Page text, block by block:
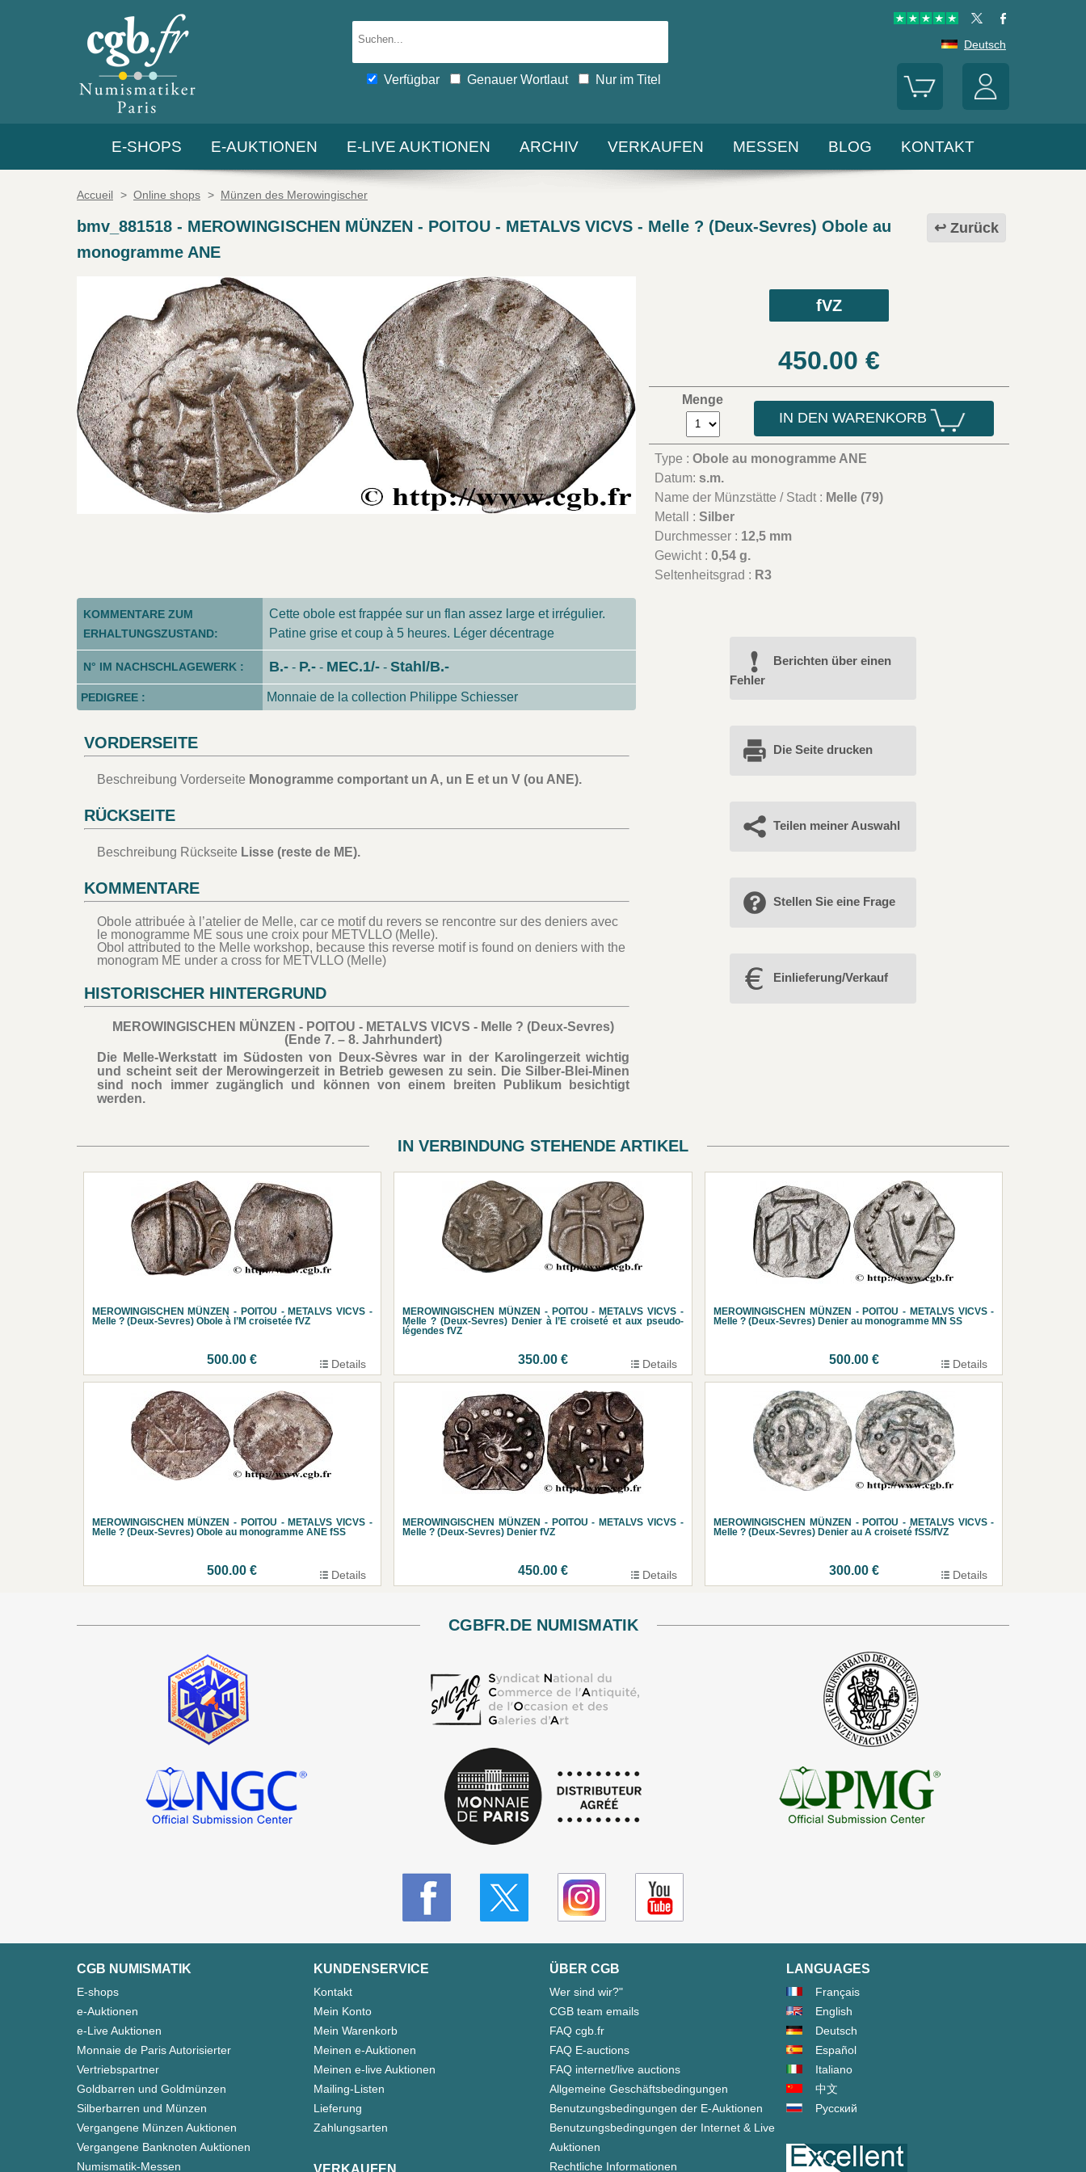
Verfügbar Genauer Wortlaut Nur im Titel
Deutsch
E-SHOPS E-AUKTIONEN E-LIVE AUKTIONEN ARCHIV VERKAUFEN MESSEN BLOG KONTAKT
Accueil > Online shops > Münzen des Merowingischer
Zurück
bmv_881518 - MEROWINGISCHEN MÜNZEN - POITOU - METALVS VICVS - Melle ? (Deux-Sevres) Obole au
monogramme ANE
fVZ
450.00 €
Menge
IN DEN WARENKORB
Type :Obole au monogramme ANE
Datum:s.m.
Name der Münzstätte / Stadt : Melle (79)
Metall :Silber
Durchmesser : 12,5 mm
Gewicht :0,54 g.
Seltenheitsgrad : R3
KOMMENTARE ZUM
ERHALTUNGSZUSTAND:
Cette obole est frappée sur un flan assez large et irrégulier.
Patine grise et coup à 5 heures. Léger décentrage
N° IM NACHSCHLAGEWERK : B.- - P.- - MEC.1/- - Stahl/B.-
PEDIGREE : Monnaie de la collection Philippe Schiesser
VORDERSEITE
Beschreibung Vorderseite Monogramme comportant un A, un E et un V (ou ANE).
RÜCKSEITE
Beschreibung Rückseite Lisse (reste de ME).
KOMMENTARE
Obole attribuée à l’atelier de Melle, car ce motif du revers se rencontre sur des deniers avec
le monogramme ME sous une croix pour METVLLO (Melle).
Obol attributed to the Melle workshop, because this reverse motif is found on deniers with the
monogram ME under a cross for METVLLO (Melle)
HISTORISCHER HINTERGRUND
MEROWINGISCHEN MÜNZEN - POITOU - METALVS VICVS - Melle ? (Deux-Sevres)
(Ende 7. – 8. Jahrhundert)
Die Melle-Werkstatt im Südosten von Deux-Sèvres war in der Karolingerzeit wichtig
und scheint seit der Merowingerzeit in Betrieb gewesen zu sein. Die Silber-Blei-Minen
sind noch immer zugänglich und können von einem breiten Publikum besichtigt
werden.
Berichten über einen
Fehler
Die Seite drucken
Teilen meiner Auswahl
Stellen Sie eine Frage
Einlieferung/Verkauf
IN VERBINDUNG STEHENDE ARTIKEL
MEROWINGISCHEN MÜNZEN - POITOU - METALVS VICVS -
Melle ? (Deux-Sevres) Obole à l’M croisetée fVZ
500.00 € Details
MEROWINGISCHEN MÜNZEN - POITOU - METALVS VICVS -
Melle ? (Deux-Sevres) Denier à l’E croiseté et aux pseudo-
légendes fVZ
350.00 € Details
MEROWINGISCHEN MÜNZEN - POITOU - METALVS VICVS -
Melle ? (Deux-Sevres) Denier au monogramme MN SS
500.00 € Details
MEROWINGISCHEN MÜNZEN - POITOU - METALVS VICVS -
Melle ? (Deux-Sevres) Obole au monogramme ANE fSS
500.00 € Details
MEROWINGISCHEN MÜNZEN - POITOU - METALVS VICVS -
Melle ? (Deux-Sevres) Denier fVZ
450.00 € Details
MEROWINGISCHEN MÜNZEN - POITOU - METALVS VICVS -
Melle ? (Deux-Sevres) Denier au A croiseté fSS/fVZ
300.00 € Details
CGBFR.DE NUMISMATIK
CGB NUMISMATIK
E-shops
e-Auktionen
e-Live Auktionen
Monnaie de Paris Autorisierter
Vertriebspartner
Goldbarren und Goldmünzen
Silberbarren und Münzen
Vergangene Münzen Auktionen
Vergangene Banknoten Auktionen
Numismatik-Messen
KUNDENSERVICE
Kontakt
Mein Konto
Mein Warenkorb
Meinen e-Auktionen
Meinen e-live Auktionen
Mailing-Listen
Lieferung
Zahlungsarten
ÜBER CGB
Wer sind wir?"
CGB team emails
FAQ cgb.fr
FAQ E-auctions
FAQ internet/live auctions
Allgemeine Geschäftsbedingungen
Benutzungsbedingungen der E-Auktionen
Benutzungsbedingungen der Internet & Live
Auktionen
Rechtliche Informationen
LANGUAGES
Français
English
Deutsch
Español
Italiano
中文
Русский